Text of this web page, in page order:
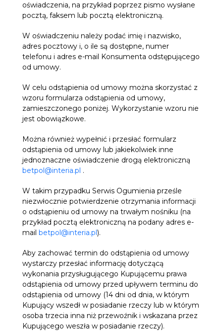
oświadczenia, na przykład poprzez pismo wysłane
pocztą, faksem lub pocztą elektroniczną.
W oświadczeniu należy podać imię i nazwisko,
adres pocztowy i, o ile są dostępne, numer
telefonu i adres e-mail Konsumenta odstępującego
od umowy.
W celu odstąpienia od umowy można skorzystać z
wzoru formularza odstąpienia od umowy,
zamieszczonego poniżej. Wykorzystanie wzoru nie
jest obowiązkowe.
Można również wypełnić i przesłać formularz
odstąpienia od umowy lub jakiekolwiek inne
jednoznaczne oświadczenie drogą elektroniczną
betpol@interia.pl .
W takim przypadku Serwis Ogumienia prześle
niezwłocznie potwierdzenie otrzymania informacji
o odstąpieniu od umowy na trwałym nośniku (na
przykład pocztą elektroniczną na podany adres e-
mail betpol@interia.pl).
Aby zachować termin do odstąpienia od umowy
wystarczy przesłać informację dotyczącą
wykonania przysługującego Kupującemu prawa
odstąpienia od umowy przed upływem terminu do
odstąpienia od umowy (14 dni od dnia, w którym
Kupujący wszedł w posiadanie rzeczy lub w którym
osoba trzecia inna niż przewoźnik i wskazana przez
Kupującego weszła w posiadanie rzeczy).